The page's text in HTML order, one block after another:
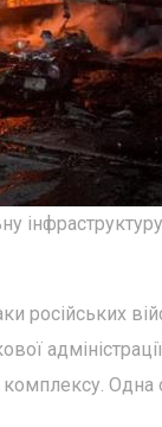
російських